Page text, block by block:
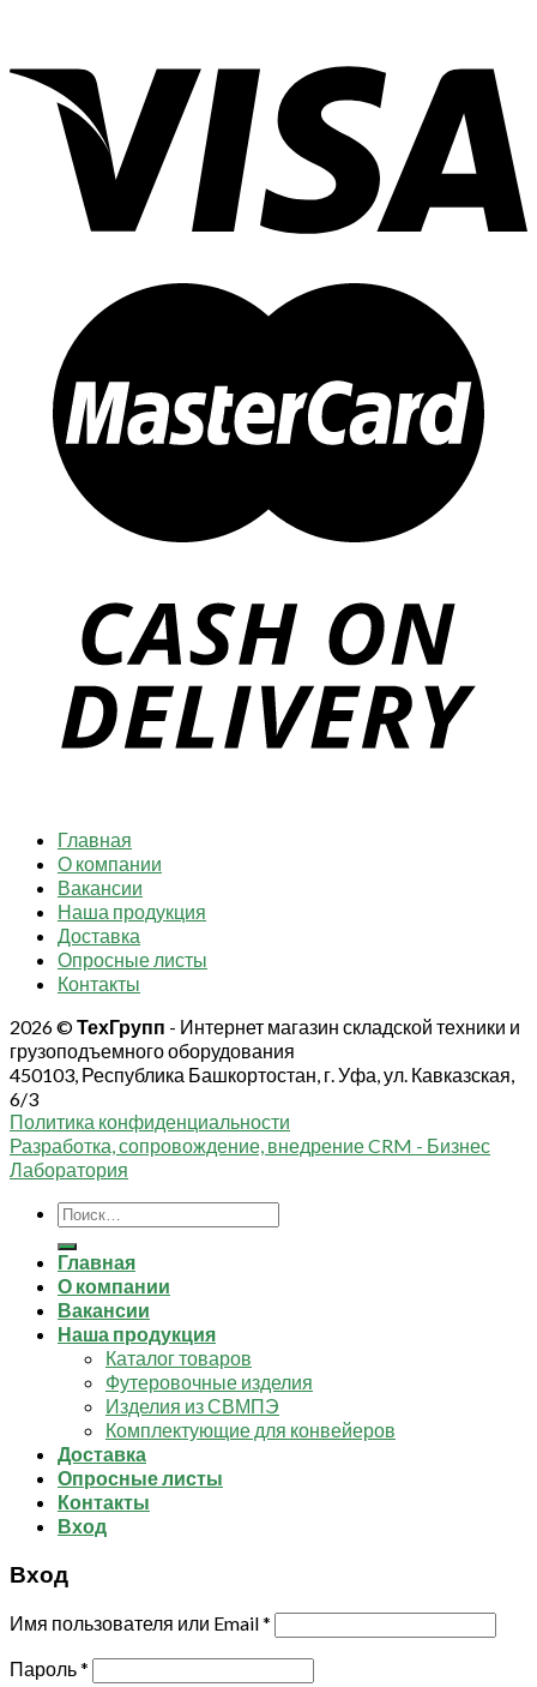
Главная
О компании
Вакансии
Наша продукция
Доставка
Опросные листы
Контакты
2026 ©ТехГрупп - Интернет магазин складской техники и
грузоподъемного оборудования
450103, Республика Башкортостан, г. Уфа, ул. Кавказская,
6/3
Политика конфиденциальности
Разработка, сопровождение, внедрение CRM - Бизнес
Лаборатория
Искать:
Главная
О компании
Вакансии
Наша продукция
Каталог товаров
Футеровочные изделия
Изделия из СВМПЭ
Комплектующие для конвейеров
Доставка
Опросные листы
Контакты
Вход
Вход
Имя пользователя или Email*
Пароль*